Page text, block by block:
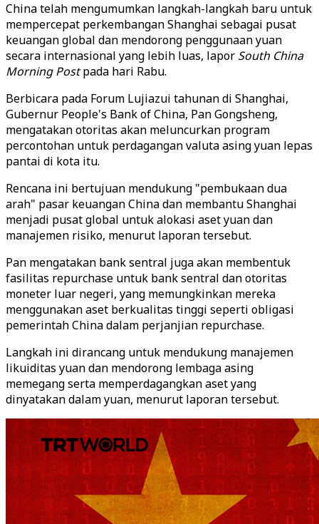
China telah mengumumkan langkah-langkah baru untuk
mempercepat perkembangan Shanghai sebagai pusat
keuangan global dan mendorong penggunaan yuan
secara internasional yang lebih luas, lapor South China
Morning Postpada hari Rabu.
Berbicara pada Forum Lujiazui tahunan di Shanghai,
Gubernur People's Bank of China, Pan Gongsheng,
mengatakan otoritas akan meluncurkan program
percontohan untuk perdagangan valuta asing yuan lepas
pantai di kota itu.
Rencana ini bertujuan mendukung "pembukaan dua
arah" pasar keuangan China dan membantu Shanghai
menjadi pusat global untuk alokasi aset yuan dan
manajemen risiko, menurut laporan tersebut.
Pan mengatakan bank sentral juga akan membentuk
fasilitas repurchase untuk bank sentral dan otoritas
moneter luar negeri, yang memungkinkan mereka
menggunakan aset berkualitas tinggi seperti obligasi
pemerintah China dalam perjanjian repurchase.
Langkah ini dirancang untuk mendukung manajemen
likuiditas yuan dan mendorong lembaga asing
memegang serta memperdagangkan aset yang
dinyatakan dalam yuan, menurut laporan tersebut.